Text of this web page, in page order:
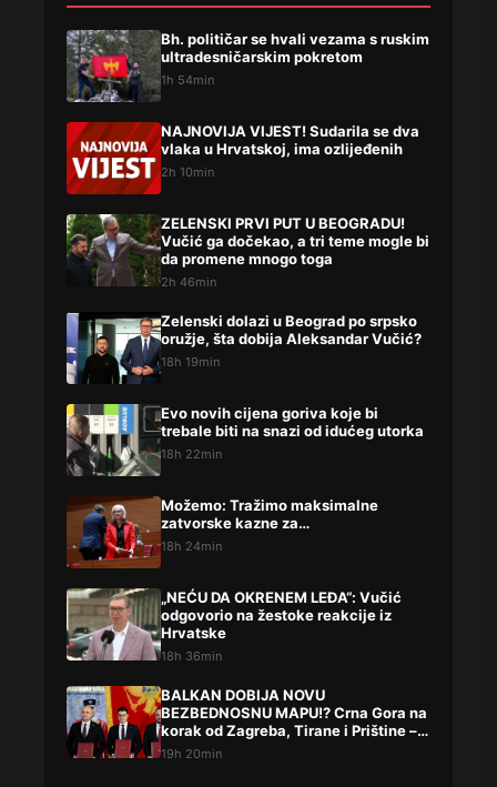
Bh. političar se hvali vezama s ruskim
ultradesničarskim pokretom
1h 54min
NAJNOVIJA VIJEST! Sudarila se dva
vlaka u Hrvatskoj, ima ozlijeđenih
2h 10min
ZELENSKI PRVI PUT U BEOGRADU!
Vučić ga dočekao, a tri teme mogle bi
da promene mnogo toga
2h 46min
Zelenski dolazi u Beograd po srpsko
oružje, šta dobija Aleksandar Vučić?
18h 19min
Evo novih cijena goriva koje bi
trebale biti na snazi od idućeg utorka
18h 22min
Možemo: Tražimo maksimalne
zatvorske kazne za…
18h 24min
„NEĆU DA OKRENEM LEĐA“: Vučić
odgovorio na žestoke reakcije iz
Hrvatske
18h 36min
BALKAN DOBIJA NOVU
BEZBEDNOSNU MAPU!? Crna Gora na
korak od Zagreba, Tirane i Prištine –
detalji koji su podigli prašinu
19h 20min